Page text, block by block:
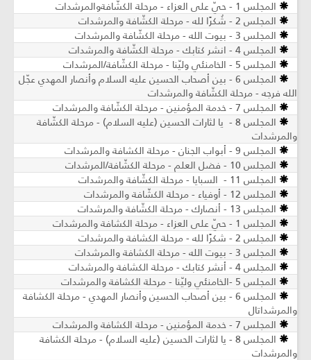
المجلس 1 - حيّ على العزاء - مرحلة الكشّافةوالمرشدات
المجلس 2 - شُكرًا لله - مرحلة الكشّافة والمرشدات
المجلس 3 - بيوت الله - مرحلة الكشّافة والمرشدات
المجلس 4 - انشر كتابك - مرحلة الكشّافة والمرشدات
المجلس 5 - الخامنئي وليّنا - مرحلة الكشّافة/المرشدات
المجلس 6 - بين أصحاب الحسين عليه السلام وأنصار المهدي عجّل
الله فرجه - مرحلة الكشّافة والمرشدات
المجلس 7 - خدمة المؤمنين - مرحلة الكشّافة والمرشدات
المجلس 8 - يا لثارات الحسين (عليه السلام) - مرحلة الكشّافة
والمرشدات
المجلس 9 - أبواب الجنان - مرحلة الكشافة والمرشدات
المجلس 10 - فضل العلم - مرحلة الكشّافة/المرشدات
المجلس 11 - السبايا - مرحلة الكشّافة والمرشدات
المجلس 12 - أوفياء - مرحلة الكشّافة والمرشدات
المجلس 13 - أنصارك - مرحلة الكشّافة والمرشدات
المجلس 1 - حيّ على العزاء - مرحلة الكشافة والمرشدات
المجلس 2 - شكرًا لله - مرحلة الكشافة والمرشدات
المجلس 3 - بيوت الله - مرحلة الكشافة والمرشدات
المجلس 4 - أنشر كتابك - مرحلة الكشافة والمرشدات
المجلس 5 -الخامنئي وليّنا - مرحلة الكشافة والمرشدات
المجلس 6 - بين أصحاب الحسين وأنصار المهدي - مرحلة الكشافة
والمرشداتال
المجلس 7 - خدمة المؤمنين - مرحلة الكشافة والمرشدات
المجلس 8 - يا لثارات الحسين (عليه السلام) - مرحلة الكشافة
والمرشدات